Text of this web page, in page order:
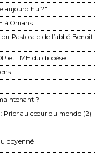
aujourd'hui?"
à Ornans
Pastorale de l’abbé Benoît
et LME du diocèse
?
: Prier au cœur du monde (2)
doyenné